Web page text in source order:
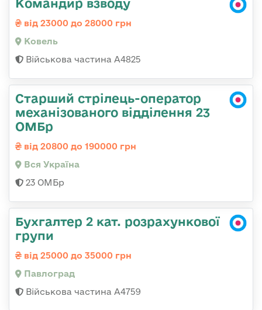
Командир взводу
від 23000 до 28000 грн
Ковель
Військова частина А4825
Старший стрілець-оператор
механізованого відділення 23
ОМБр
від 20800 до 190000 грн
Вся Україна
23 ОМБр
Бухгалтер 2 кат. розрахункової
групи
від 25000 до 35000 грн
Павлоград
Військова частина А4759